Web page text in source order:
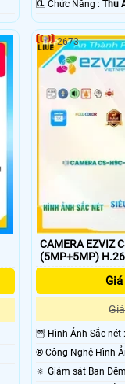
️🆑 Chức Năng : Thu
CAMERA EZVIZ
(5MP+5MP)
🦉 Hình Ảnh Sắc nét :
2673